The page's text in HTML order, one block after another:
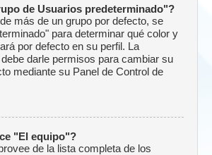
de Usuarios predeterminado"?
más de un grupo por defecto, se
para determinar qué color y
por defecto en su perfil. La
darle permisos para cambiar su
mediante su Panel de Control de
"El equipo"?
de la lista completa de los